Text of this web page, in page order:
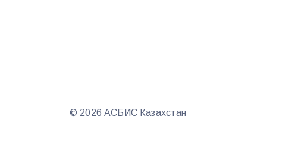
© 2026 АСБИС Казахстан